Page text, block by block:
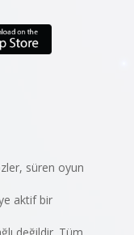
süren oyun
aktif bir